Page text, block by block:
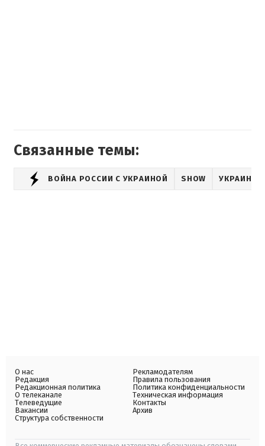
Связанные темы:
ВОЙНА РОССИИ С УКРАИНОЙ SHOW
О нас
Редакция
Редакционная политика
О телеканале
Телеведущие
Вакансии
Структура собственности
Рекламодателям
Правила пользования
Политика конфиденциальности
Техническая информация
Контакты
Архив